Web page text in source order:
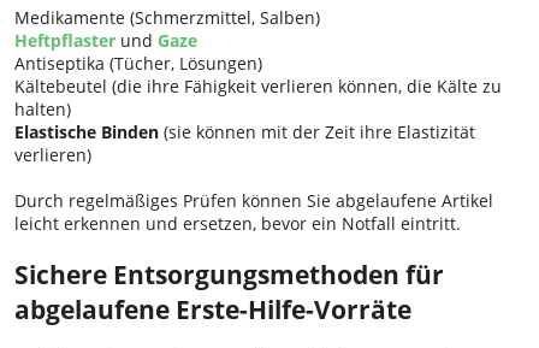
Medikamente (Schmerzmittel, Salben)
Heftpflaster und Gaze
Antiseptika (Tücher, Lösungen)
Kältebeutel (die ihre Fähigkeit verlieren können, die Kälte zu
halten)
Elastische Binden (sie können mit der Zeit ihre Elastizität
verlieren)
Durch regelmäßiges Prüfen können Sie abgelaufene Artikel
leicht erkennen und ersetzen, bevor ein Notfall eintritt.
Sichere Entsorgungsmethoden für
abgelaufene Erste-Hilfe-Vorräte